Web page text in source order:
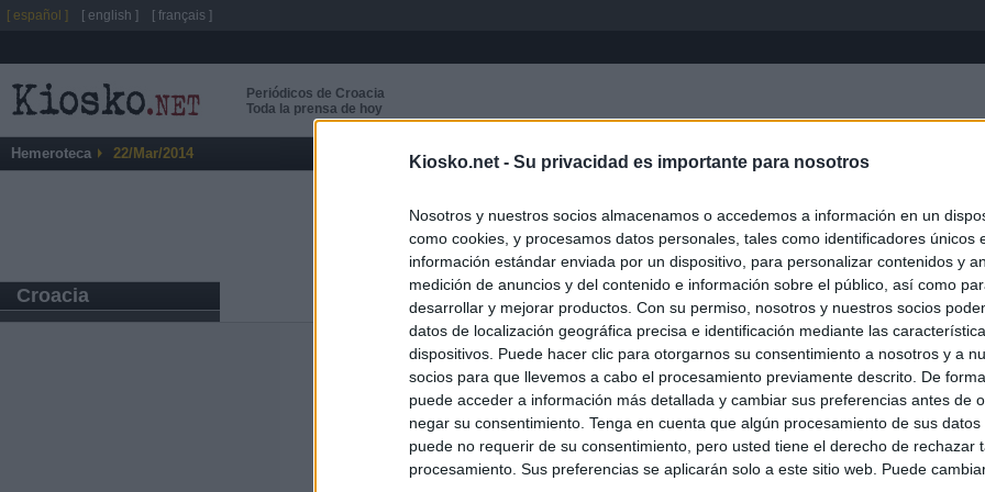
Kiosko.net - Su privacidad es importante para nosotros
Nosotros y nuestros socios almacenamos o accedemos a información en un
como cookies, y procesamos datos personales, tales como identificadores únicos
información estándar enviada por un dispositivo, para personalizar contenidos y
medición de anuncios y del contenido e información sobre el público, así como
desarrollar y mejorar productos. Con su permiso, nosotros y nuestros socios
datos de localización geográfica precisa e identificación mediante las
dispositivos. Puede hacer clic para otorgarnos su consentimiento a nosotros y a
socios para que llevemos a cabo el procesamiento previamente descrito. De
puede acceder a información más detallada y cambiar sus preferencias antes de
negar su consentimiento. Tenga en cuenta que algún procesamiento de sus
puede no requerir de su consentimiento, pero usted tiene el derecho de rechazar
procesamiento. Sus preferencias se aplicarán solo a este sitio web. Puede
Periódicos de Croacia
Toda la prensa de hoy
Hemeroteca 22/Mar/2014 Inicio
Croacia
Últimas noticias
España mantiene la alerta en Ceuta y estrecha la coordinación con Marruecos
tras nuevas llamadas a cruzar la frontera
Vox eleva la presión sobre el PP por la acogida de los menores de Ceuta en las
del
[ español ] [ english ] [ français ]